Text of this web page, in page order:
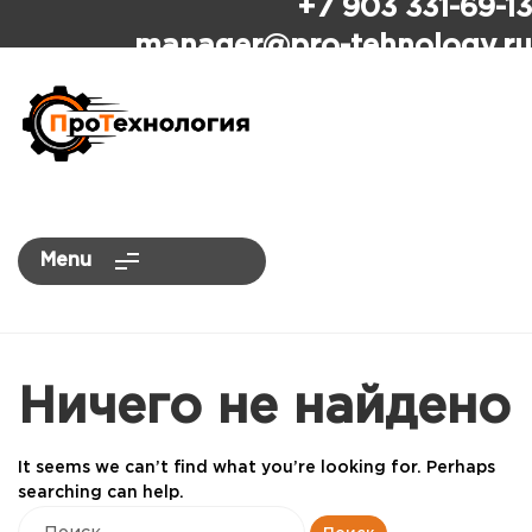
+7 903 331-69-13
manager@pro-tehnology.ru
Menu
Ничего не найдено
It seems we can’t find what you’re looking for. Perhaps
searching can help.